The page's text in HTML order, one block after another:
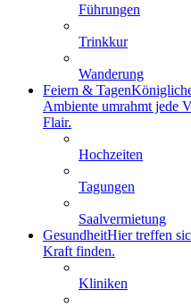
Führungen
Trinkkur
Wanderung
Feiern & Tagen
Ambiente umrahmt jede
Flair.
Hochzeiten
Tagungen
Saalvermietung
GesundheitHier treffen
Kraft finden.
Kliniken